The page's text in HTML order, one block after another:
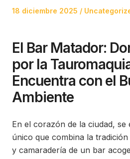
Posted
18 diciembre 2025
Posted
El Bar Matador:
por la
Encuentra con el
Ambiente
En el corazón de la ciudad,
único que combina la
y camaradería de un bar